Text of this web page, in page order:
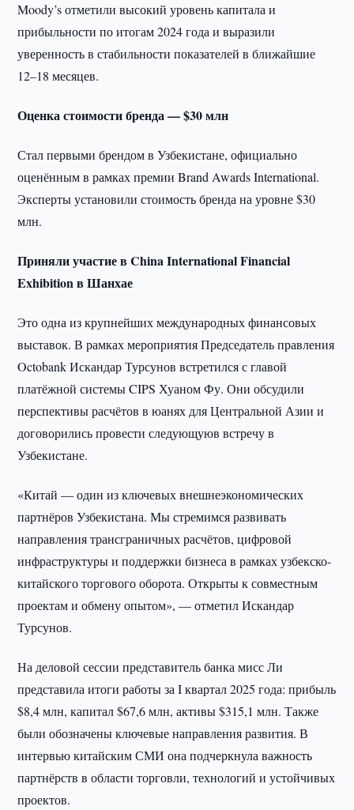
Moody’s отметили высокий уровень капитала и
прибыльности по итогам 2024 года и выразили
уверенность в стабильности показателей в ближайшие
12–18 месяцев.
Оценка стоимости бренда — $30 млн
Стал первыми брендом в Узбекистане, официально
оценённым в рамках премии Brand Awards International.
Эксперты установили стоимость бренда на уровне $30
млн.
Приняли участие в China International Financial
Exhibition в Шанхае
Это одна из крупнейших международных финансовых
выставок. В рамках мероприятия Председатель правления
Octobank Искандар Турсунов встретился с главой
платёжной системы CIPS Хуаном Фу. Они обсудили
перспективы расчётов в юанях для Центральной Азии и
договорились провести следующуюв встречу в
Узбекистане.
«Китай — один из ключевых внешнеэкономических
партнёров Узбекистана. Мы стремимся развивать
направления трансграничных расчётов, цифровой
инфраструктуры и поддержки бизнеса в рамках узбекско-
китайского торгового оборота. Открыты к совместным
проектам и обмену опытом», — отметил Искандар
Турсунов.
На деловой сессии представитель банка мисс Ли
представила итоги работы за I квартал 2025 года: прибыль
$8,4 млн, капитал $67,6 млн, активы $315,1 млн. Также
были обозначены ключевые направления развития. В
интервью китайским СМИ она подчеркнула важность
партнёрств в области торговли, технологий и устойчивых
проектов.